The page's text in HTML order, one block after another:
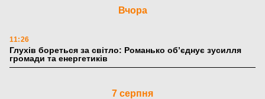
Вчора
11:26
Глухів бореться за світло: Романько об’єднує зусилля
громади та енергетиків
7 серпня